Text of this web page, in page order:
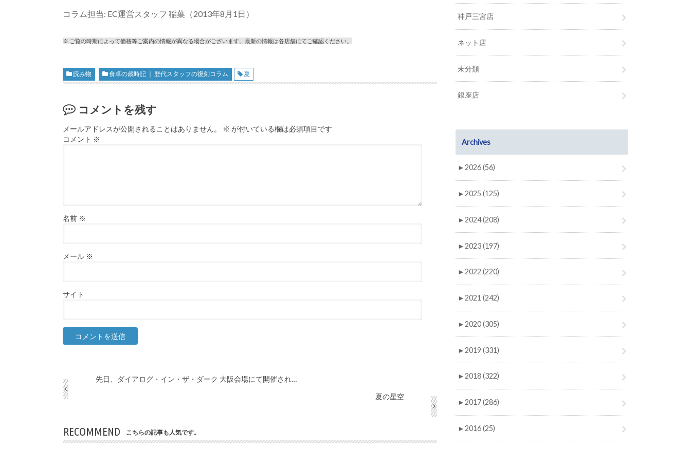
コラム担当: EC運営スタッフ 稲葉（2013年8月1日）
※ ご覧の時期によって価格等ご案内の情報が異なる場合がございます。最新の情報は各店舗にてご確認ください。
読み物 食卓の歳時記 ｜ 歴代スタッフの復刻コラム 夏
コメントを残す
メールアドレスが公開されることはありません。 ※ が付いている欄は必須項目です
コメント ※
名前 ※
メール ※
サイト
先日、ダイアログ・イン・ザ・ダーク 大阪会場にて開催され…
夏の星空
RECOMMEND こちらの記事も人気です。
神戸三宮店
ネット店
未分類
銀座店
Archives
►2026 (56)
►2025 (125)
►2024 (208)
►2023 (197)
►2022 (220)
►2021 (242)
►2020 (305)
►2019 (331)
►2018 (322)
►2017 (286)
►2016 (25)